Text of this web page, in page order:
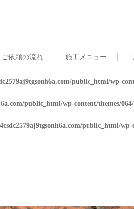
ご依頼の流れ 施工メニュー
public_html/wp-content/themes/
public_html/
public_html/wp-content/themes/
public_html/wp-
public_html/wp-content/themes/
public_html/wp-